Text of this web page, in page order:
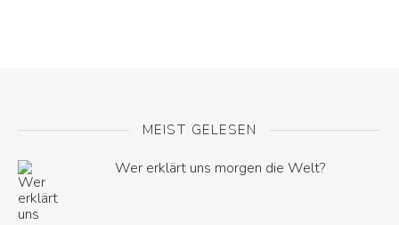
MEIST GELESEN
Wer erklärt uns morgen die Welt?